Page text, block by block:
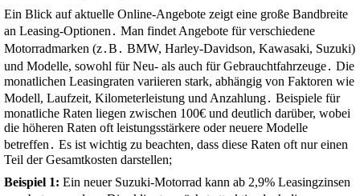
Ein Blick auf aktuelle Online-Angebote zeigt eine große Bandbreite
an Leasing-Optionen․ Man findet Angebote für verschiedene
Motorradmarken (z․B․ BMW, Harley-Davidson, Kawasaki, Suzuki)
und Modelle, sowohl für Neu- als auch für Gebrauchtfahrzeuge․ Die
monatlichen Leasingraten variieren stark, abhängig von Faktoren wie
Modell, Laufzeit, Kilometerleistung und Anzahlung․ Beispiele für
monatliche Raten liegen zwischen 100€ und deutlich darüber, wobei
die höheren Raten oft leistungsstärkere oder neuere Modelle
betreffen․ Es ist wichtig zu beachten, dass diese Raten oft nur einen
Teil der Gesamtkosten darstellen;
Beispiel 1: Ein neuer Suzuki-Motorrad kann ab 2,9% Leasingzinsen